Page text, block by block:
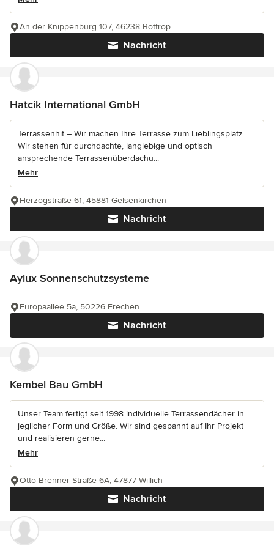
Nachricht
An der Knippenburg 107, 46238 Bottrop
Hatcik International GmbH
Terrassenhit – Wir machen Ihre Terrasse zum Lieblingsplatz
Wir stehen für durchdachte, langlebige und optisch
ansprechende Terrassenüberdachu...
Mehr
Nachricht
Herzogstraße 61, 45881 Gelsenkirchen
Aylux Sonnenschutzsysteme
Nachricht
Europaallee 5a, 50226 Frechen
Kembel Bau GmbH
Unser Team fertigt seit 1998 individuelle Terrassendächer in
jeglicher Form und Größe. Wir sind gespannt auf Ihr Projekt
und realisieren gerne...
Mehr
Nachricht
Otto-Brenner-Straße 6A, 47877 Willich